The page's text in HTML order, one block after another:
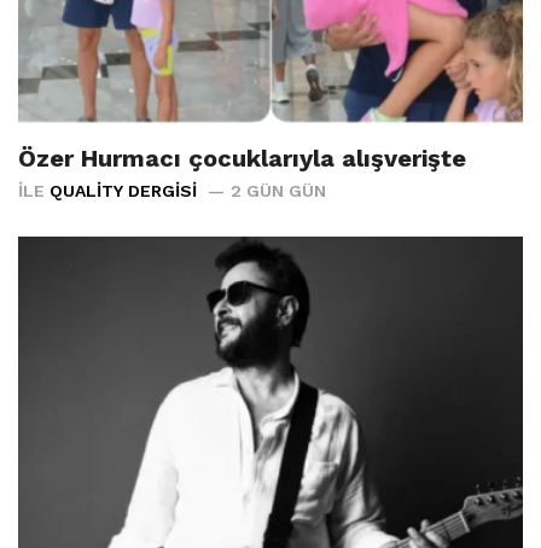
Özer Hurmacı çocuklarıyla alışverişte
İLE QUALITY DERGISI 2 GÜN GÜN